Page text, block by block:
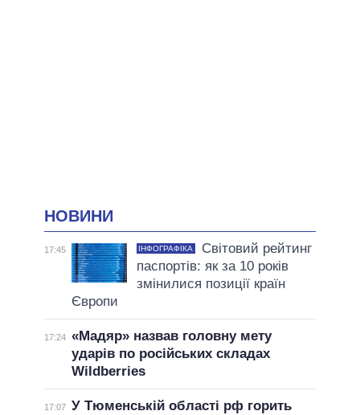
НОВИНИ
17:45 ІНФОГРАФІКА
Світовий рейтинг
паспортів: як за 10 років
змінилися позиції країн
Європи
17:24 «Мадяр» назвав головну мету
ударів по російських складах
Wildberries
17:07 У Тюменській області рф горить